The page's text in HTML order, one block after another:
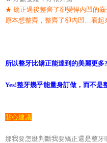
★ 矯正過後整齊了卻變得內凹的齒
原本想整齊，整齊了卻內凹…看起
所以整牙比矯正能達到的美麗更多
Yes!整牙幾乎能量身訂做，而不是
貼心建議
那我要怎麼判斷我要矯正還是整牙